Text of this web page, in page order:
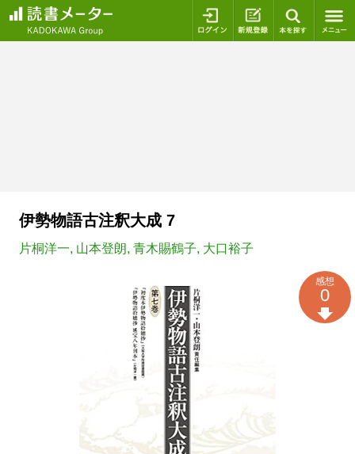
ログイン 新規登録
伊勢物語古注釈大成 7
片桐洋一, 山本登朗, 青木賜鶴子, 大口裕子
感想
0